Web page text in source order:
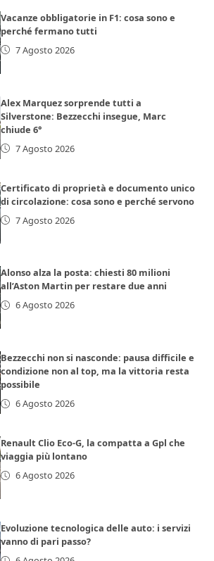
Vacanze obbligatorie in F1: cosa sono e
perché fermano tutti
7 Agosto 2026
Alex Marquez sorprende tutti a
Silverstone: Bezzecchi insegue, Marc
chiude 6°
7 Agosto 2026
Certificato di proprietà e documento unico
di circolazione: cosa sono e perché servono
7 Agosto 2026
Alonso alza la posta: chiesti 80 milioni
all’Aston Martin per restare due anni
6 Agosto 2026
Bezzecchi non si nasconde: pausa difficile e
condizione non al top, ma la vittoria resta
possibile
6 Agosto 2026
Renault Clio Eco-G, la compatta a Gpl che
viaggia più lontano
6 Agosto 2026
Evoluzione tecnologica delle auto: i servizi
vanno di pari passo?